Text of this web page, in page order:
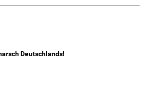
Deutschlands!